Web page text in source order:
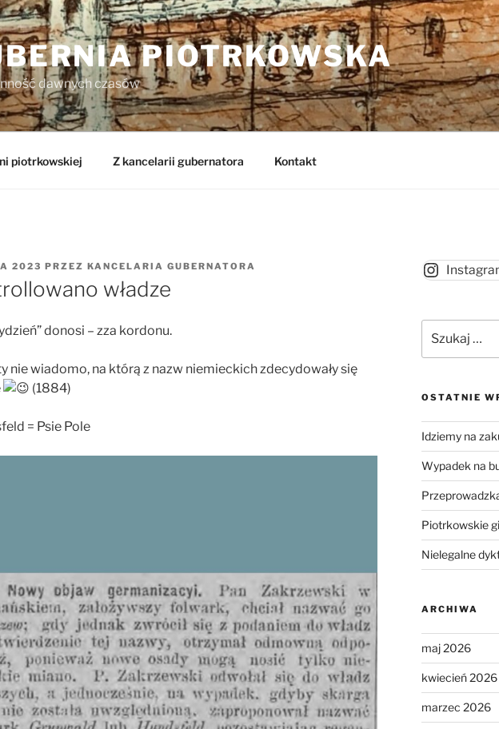
PIOTRKOWSKA
dawnych czasów
piotrkowskiej Z kancelarii gubernatora Kontakt
2023 PRZEZ KANCELARIA GUBERNATORA
władze
donosi – zza kordonu.
nie wiadomo, na którą z nazw niemieckich zdecydowały się
(1884)
= Psie Pole
OSTATNIE
Idziemy na
Wypadek na
Piotrkowskie
Nielegalne
ARCHIWA
maj 2026
kwiecień 2026
marzec 2026